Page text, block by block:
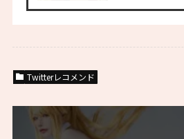
Twitterレコメンド